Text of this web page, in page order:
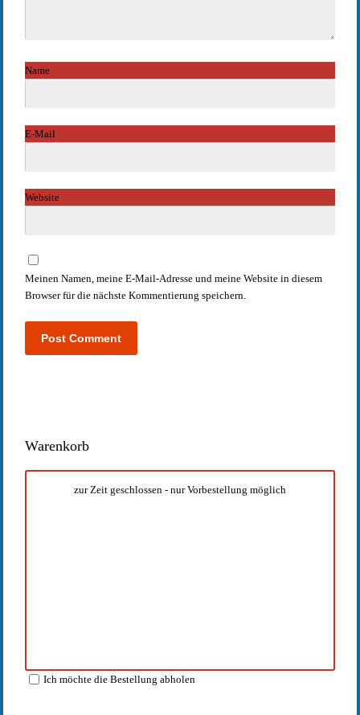
Name
E-Mail
Website
Meinen Namen, meine E-Mail-Adresse und meine Website in diesem
Browser für die nächste Kommentierung speichern.
Warenkorb
zur Zeit geschlossen - nur Vorbestellung möglich
Ich möchte die Bestellung abholen